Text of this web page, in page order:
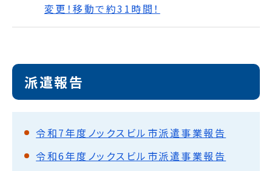
変更！移動で約31時間！
派遣報告
令和7年度ノックスビル市派遣事業報告
令和6年度ノックスビル市派遣事業報告